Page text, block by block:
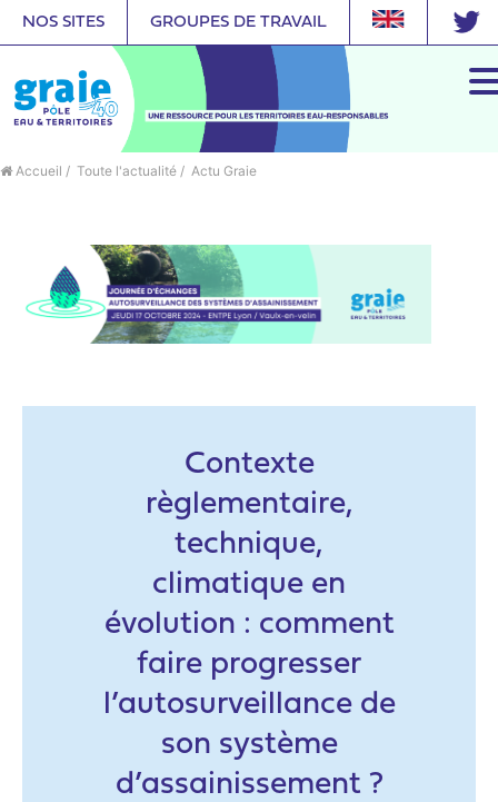
NOS SITES GROUPES DE TRAVAIL
Accueil / Toute l'actualité / Actu Graie
Contexte
règlementaire,
technique,
climatique en
évolution : comment
faire progresser
l’autosurveillance de
son système
d’assainissement ?